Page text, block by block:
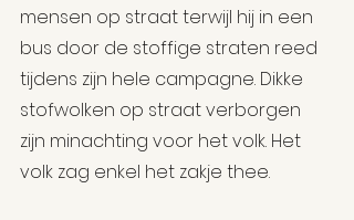
mensen op straat terwijl hij in een
bus door de stoffige straten reed
tijdens zijn hele campagne. Dikke
stofwolken op straat verborgen
zijn minachting voor het volk. Het
volk zag enkel het zakje thee.